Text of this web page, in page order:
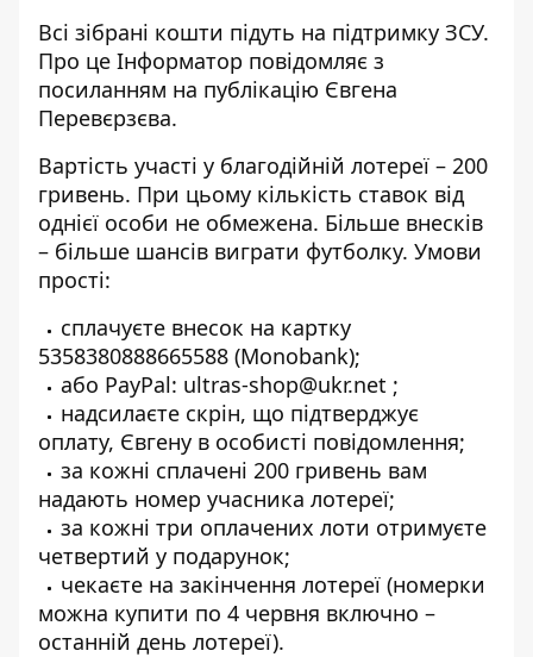
Всі зібрані кошти підуть на підтримку ЗСУ.
Про це Інформатор повідомляє з
посиланням на публікацію Євгена
Перевєрзєва.
Вартість участі у благодійній лотереї – 200
гривень. При цьому кількість ставок від
однієї особи не обмежена. Більше внесків
– більше шансів виграти футболку. Умови
прості:
сплачуєте внесок на картку
5358380888665588 (Monobank);
або PayPal: ultras-shop@ukr.net ;
надсилаєте скрін, що підтверджує
оплату, Євгену в особисті повідомлення;
за кожні сплачені 200 гривень вам
надають номер учасника лотереї;
за кожні три оплачених лоти отримуєте
четвертий у подарунок;
чекаєте на закінчення лотереї (номерки
можна купити по 4 червня включно –
останній день лотереї).